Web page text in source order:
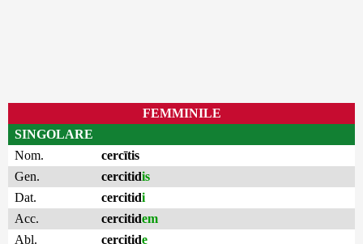
FEMMINILE
SINGOLARE
Nom.
cercītis
Gen.
cercitidis
Dat.
cercitidi
Acc.
cercitidem
Abl.
cercitide